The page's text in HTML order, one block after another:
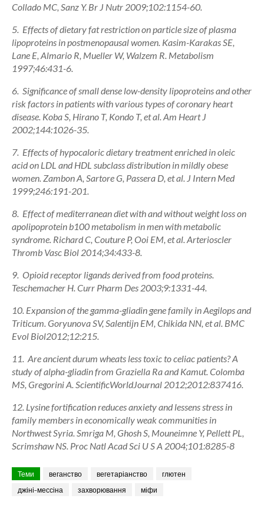
Collado MC, Sanz Y. Br J Nutr 2009;102:1154-60.
5. Effects of dietary fat restriction on particle size of plasma
lipoproteins in postmenopausal women. Kasim-Karakas SE,
Lane E, Almario R, Mueller W, Walzem R. Metabolism
1997;46:431-6.
6. Significance of small dense low-density lipoproteins and other
risk factors in patients with various types of coronary heart
disease. Koba S, Hirano T, Kondo T, et al. Am Heart J
2002;144:1026-35.
7. Effects of hypocaloric dietary treatment enriched in oleic
acid on LDL and HDL subclass distribution in mildly obese
women. Zambon A, Sartore G, Passera D, et al. J Intern Med
1999;246:191-201.
8. Effect of mediterranean diet with and without weight loss on
apolipoprotein b100 metabolism in men with metabolic
syndrome. Richard C, Couture P, Ooi EM, et al. Arterioscler
Thromb Vasc Biol 2014;34:433-8.
9. Opioid receptor ligands derived from food proteins.
Teschemacher H. Curr Pharm Des 2003;9:1331-44.
10. Expansion of the gamma-gliadin gene family in Aegilops and
Triticum. Goryunova SV, Salentijn EM, Chikida NN, et al. BMC
Evol Biol2012;12:215.
11. Are ancient durum wheats less toxic to celiac patients? A
study of alpha-gliadin from Graziella Ra and Kamut. Colomba
MS, Gregorini A. ScientificWorldJournal 2012;2012:837416.
12. Lysine fortification reduces anxiety and lessens stress in
family members in economically weak communities in
Northwest Syria. Smriga M, Ghosh S, Mouneimne Y, Pellett PL,
Scrimshaw NS. Proc Natl Acad Sci U S A 2004;101:8285-8
Теми веганство вегетаріанство
глютен
джіні-мессіна
захворювання міфи